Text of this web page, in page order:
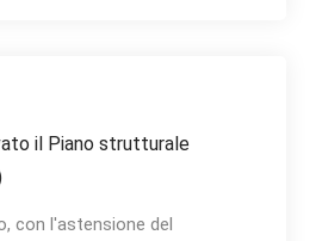
il Piano strutturale
con l'astensione del